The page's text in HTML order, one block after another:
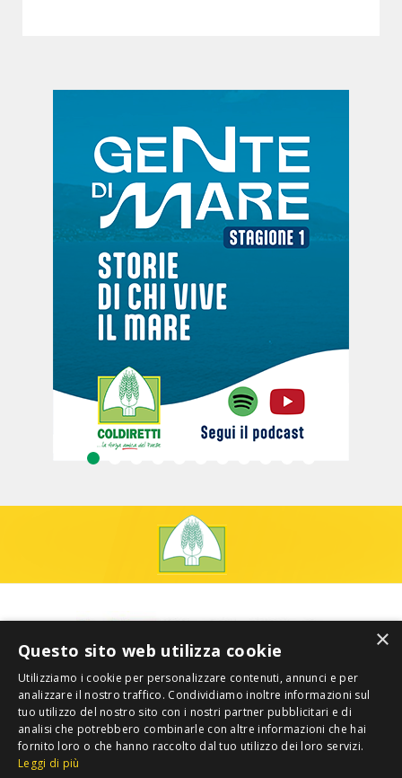
×
Questo sito web utilizza cookie
Utilizziamo i cookie per personalizzare contenuti, annunci e per
analizzare il nostro traffico. Condividiamo inoltre informazioni sul
tuo utilizzo del nostro sito con i nostri partner pubblicitari e di
analisi che potrebbero combinarle con altre informazioni che hai
fornito loro o che hanno raccolto dal tuo utilizzo dei loro servizi.
Leggi di più